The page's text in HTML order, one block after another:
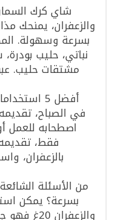
شاي كرك
والزعفران، يمنحك
بسرعة وسهولة.
نباتي، حليب
أفضل 5
في الصباح،
اصطحابه للعمل
فقط،
بالزعفران،
من الأسئلة
بسرعة؟ يمكن